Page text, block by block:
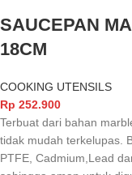
SAUCEPAN
18CM
COOKING UTENSILS
Rp 252.900
Terbuat dari bahan
tidak mudah terkelupas.
PTFE, Cadmium,Lead